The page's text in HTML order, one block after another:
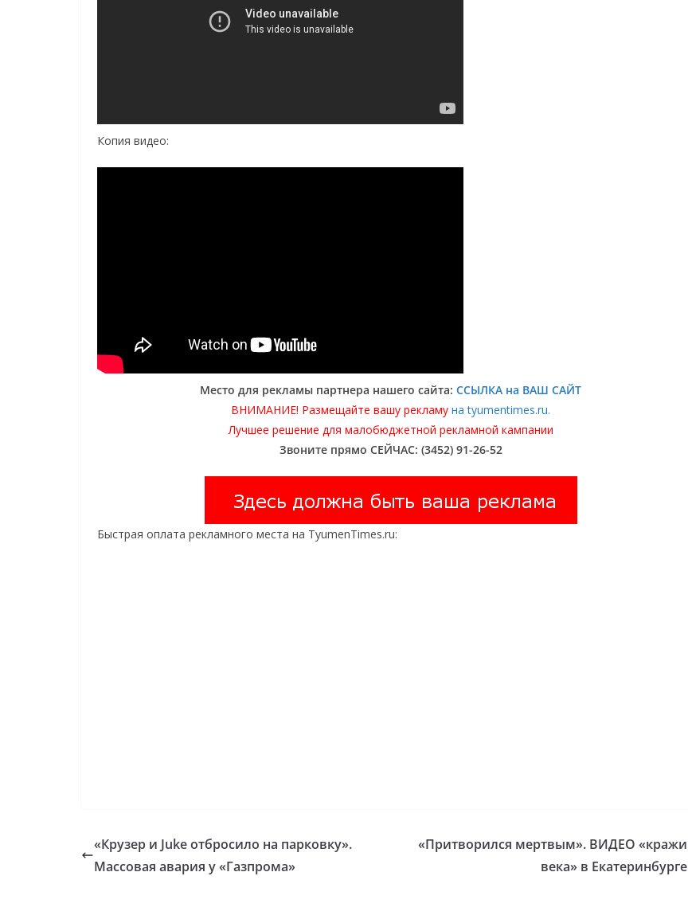
Копия видео:
Место для рекламы партнера нашего сайта: ССЫЛКА на ВАШ САЙТ
ВНИМАНИЕ! Размещайте вашу рекламу на tyumentimes.ru.
Лучшее решение для малобюджетной рекламной кампании
Звоните прямо СЕЙЧАС: (3452) 91-26-52
Быстрая оплата рекламного места на TyumenTimes.ru:
«Крузер и Juke отбросило на парковку».
Массовая авария у «Газпрома»
«Притворился мертвым». ВИДЕО «кражи
века» в Екатеринбурге